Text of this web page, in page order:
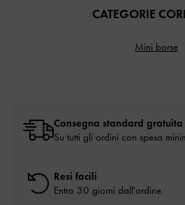
CATEGORIE
Mini borse
Consegna standard gratuita
Su tutti gli ordini con spesa
Resi facili
Entro 30 giorni dall'ordine